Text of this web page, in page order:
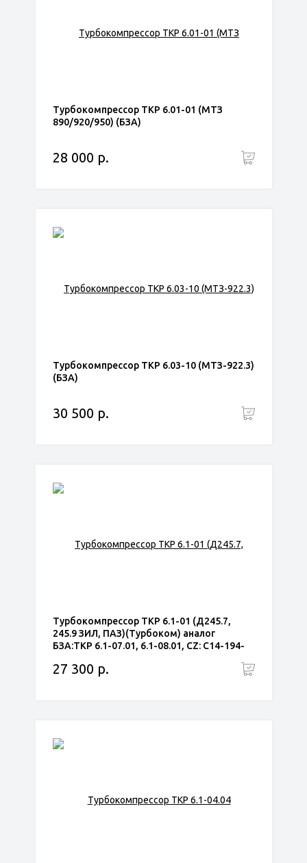
Турбокомпрессор ТКР 6.01-01 (МТЗ
890/920/950) (БЗА)
28 000 р.
Турбокомпрессор ТКР 6.03-10 (МТЗ-922.3)
(БЗА)
30 500 р.
Турбокомпрессор ТКР 6.1-01 (Д245.7,
245.9 ЗИЛ, ПАЗ)(Турбоком) аналог
БЗА:ТКР 6.1-07.01, 6.1-08.01, CZ: С14-194-
27 300 р.